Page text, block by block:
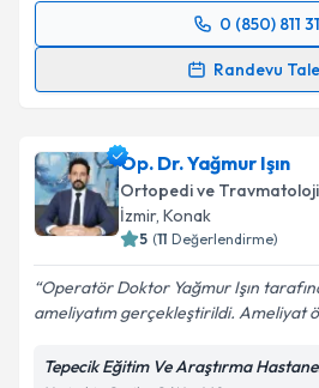
Takvim0 (850) 811
Randevu
Randevu Takvimi Talebi
takvim hazırlandığında e-
E-posta Adresiniz
Kişisel verilerimin
kapsamda işlenmesini
Op. Dr. Yağmur Işın
Ortopedi ve Travmatoloji
İzmir, Konak
5 (11 Değerlendirme)
Operatör Doktor Yağmur Işın
ameliyatım gerçekleştirildi. Ameliyat
Tepecik Eğitim Ve Araştırma